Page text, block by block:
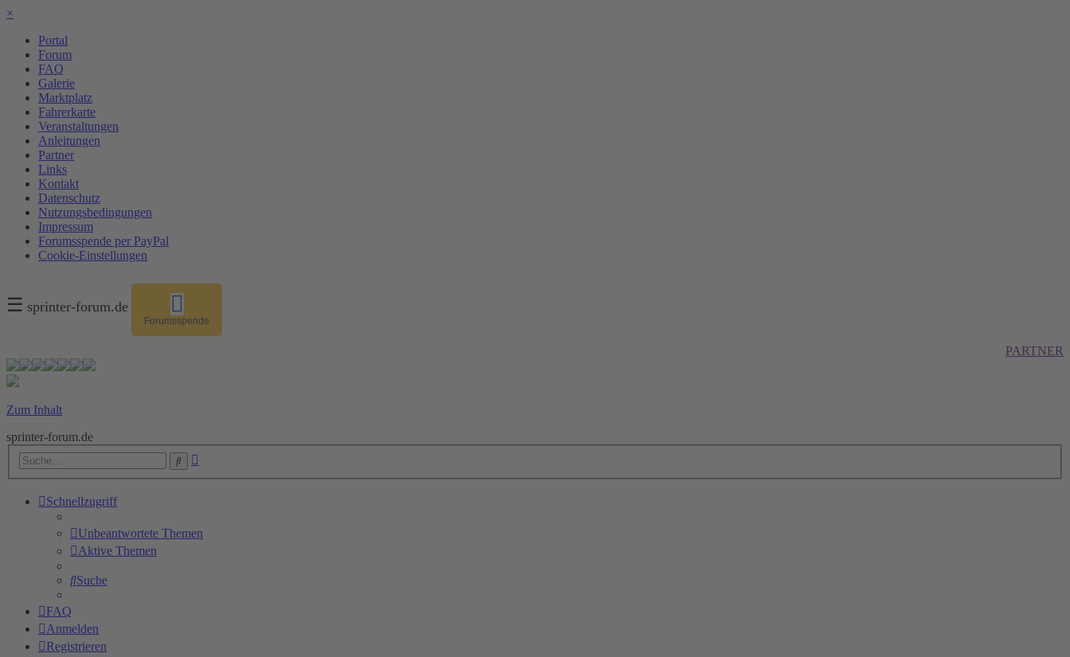
×
Portal
Forum
FAQ
Galerie
Marktplatz
Fahrerkarte
Veranstaltungen
Anleitungen
Partner
Links
Kontakt
Datenschutz
Nutzungsbedingungen
Impressum
Forumsspende per PayPal
Cookie-Einstellungen
☰ sprinter-forum.de
Forumsspende
PARTNER
Zum Inhalt
sprinter-forum.de
Suche
Schnellzugriff
Unbeantwortete Themen
Aktive Themen
Suche
FAQ
Anmelden
Registrieren